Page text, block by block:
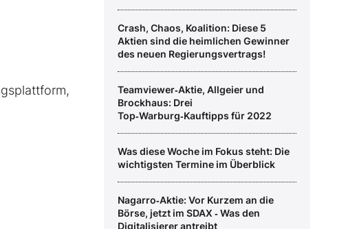
Crash, Chaos, Koalition: Diese 5
Aktien sind die heimlichen Gewinner
des neuen Regierungsvertrags!
Teamviewer‑Aktie, Allgeier und
Brockhaus: Drei
Top‑Warburg‑Kauftipps für 2022
Was diese Woche im Fokus steht: Die
wichtigsten Termine im Überblick
Nagarro‑Aktie: Vor Kurzem an die
Börse, jetzt im SDAX ‑ Was den
Digitalisierer antreibt